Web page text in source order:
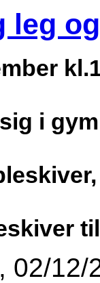
leg
i
02/12/